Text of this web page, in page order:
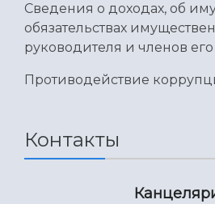
Сведения о доходах, об
обязательствах
руководителя и членов
Противодействие
Контакты